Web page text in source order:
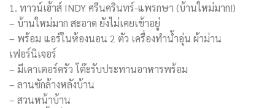
1. ทาวน์เฮ้าส์ INDY ศรีนครินทร์-แพรกษา (บ้านใหม่มาก!)
– บ้านใหม่มาก สะอาด ยังไม่เคยเข้าอยู่
– พร้อม แอร์ในห้องนอน 2 ตัว เครื่องทำน้ำอุ่น ผ้าม่าน
เฟอร์นิเจอร์
– มีเคาเตอร์ครัว โต๊ะรับประทานอาหารพร้อม
– ลานซักล้างหลังบ้าน
– สวนหน้าบ้าน